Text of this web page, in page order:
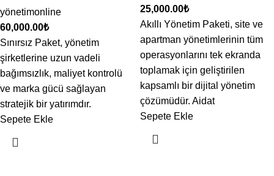
yönetimonline
60,000.00₺
Sınırsız Paket, yönetim
şirketlerine uzun vadeli
bağımsızlık, maliyet kontrolü
ve marka gücü sağlayan
stratejik bir yatırımdır.
Sepete Ekle
25,000.00₺
Akıllı Yönetim Paketi, site ve
apartman yönetimlerinin tüm
operasyonlarını tek ekranda
toplamak için geliştirilen
kapsamlı bir dijital yönetim
çözümüdür. Aidat
Sepete Ekle